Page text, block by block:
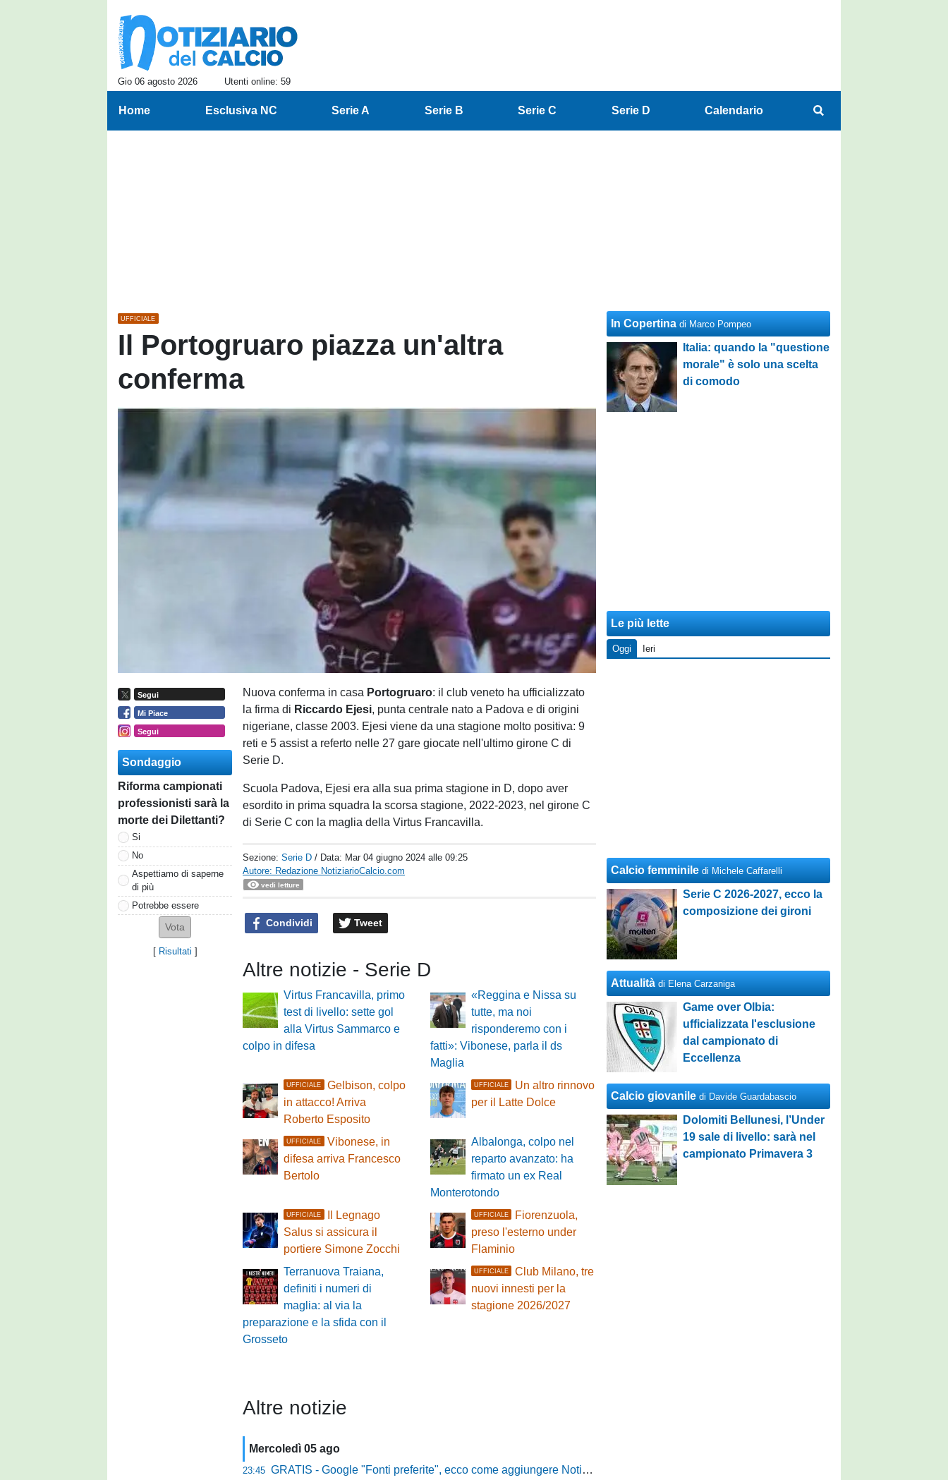
Gio 06 agosto 2026 Utenti online: 59
Home Esclusiva NC Serie A Serie B Serie C Serie D Calendario
UFFICIALE
Il Portogruaro piazza un'altra
conferma
Segui
Mi Piace
Segui
Sondaggio
Riforma campionati
professionisti sarà la
morte dei Dilettanti?
Si
No
Aspettiamo di saperne
di più
Potrebbe essere
[ Risultati ]
Nuova conferma in casa Portogruaro: il club veneto ha ufficializzato
la firma di Riccardo Ejesi, punta centrale nato a Padova e di origini
nigeriane, classe 2003. Ejesi viene da una stagione molto positiva: 9
reti e 5 assist a referto nelle 27 gare giocate nell'ultimo girone C di
Serie D.
Scuola Padova, Ejesi era alla sua prima stagione in D, dopo aver
esordito in prima squadra la scorsa stagione, 2022-2023, nel girone C
di Serie C con la maglia della Virtus Francavilla.
Sezione:Serie D / Data: Mar 04 giugno 2024 alle 09:25
Autore: Redazione NotiziarioCalcio.com
vedi letture
Condividi Tweet
Altre notizie - Serie D
Virtus Francavilla, primo
test di livello: sette gol
alla Virtus Sammarco e
colpo in difesa
«Reggina e Nissa su
tutte, ma noi
risponderemo con i
fatti»: Vibonese, parla il ds
Maglia
UFFICIALE
Gelbison, colpo
in attacco! Arriva
Roberto Esposito
UFFICIALE
Un altro rinnovo
per il Latte Dolce
UFFICIALE
Vibonese, in
difesa arriva Francesco
Bertolo
Albalonga, colpo nel
reparto avanzato: ha
firmato un ex Real
Monterotondo
UFFICIALE
Il Legnago
Salus si assicura il
portiere Simone Zocchi
UFFICIALE
Fiorenzuola,
preso l'esterno under
Flaminio
Terranuova Traiana,
definiti i numeri di
maglia: al via la
preparazione e la sfida con il
Grosseto
UFFICIALE
Club Milano, tre
nuovi innesti per la
stagione 2026/2027
Altre notizie
Mercoledì 05 ago
23:45 GRATIS - Google "Fonti preferite", ecco come aggiungere NotiziarioCalcio alle tue notizie
In Copertina di Marco Pompeo
Italia: quando la "questione
morale" è solo una scelta
di comodo
Le più lette
Oggi Ieri
Calcio femminile di Michele Caffarelli
Serie C 2026-2027, ecco la
composizione dei gironi
Attualità di Elena Carzaniga
Game over Olbia:
ufficializzata l'esclusione
dal campionato di
Eccellenza
Calcio giovanile di Davide Guardabascio
Dolomiti Bellunesi, l’Under
19 sale di livello: sarà nel
campionato Primavera 3